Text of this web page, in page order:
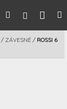
Hľadať
/ ZÁVESNÉ / ROSSI 6